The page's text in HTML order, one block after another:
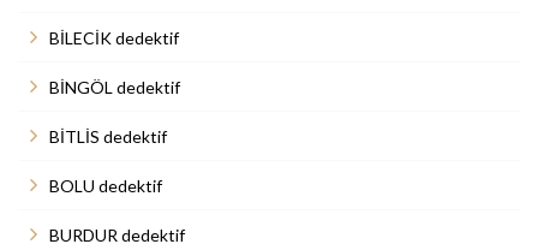
BİLECİK dedektif
BİNGÖL dedektif
BİTLİS dedektif
BOLU dedektif
BURDUR dedektif